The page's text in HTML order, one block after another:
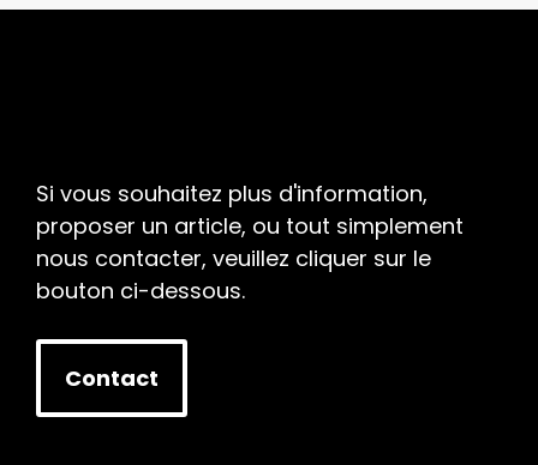
Si vous souhaitez plus d'information,
proposer un article, ou tout simplement
nous contacter, veuillez cliquer sur le
bouton ci-dessous.
Contact